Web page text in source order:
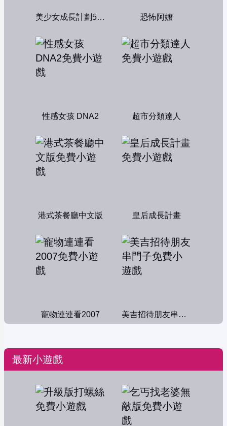
美少女成長計劃5.2中文版 恐怖阿嬤
性感女孩 DNA2 超市分類達人
港式茶餐廳中文版 皇后成長計畫
寵物連連看2007 美吉招待朋友串門子
最新小遊戲